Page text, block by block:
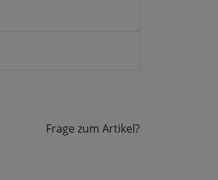
Frage zum Artikel?